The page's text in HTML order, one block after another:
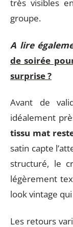
très visibles
groupe.
A lire
de soirée
surprise ?
Avant de
idéalement
tissu mat
satin capte
structuré, le
légèrement
look vintage
Les retours